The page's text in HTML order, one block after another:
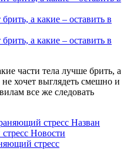
а какие – оставить в
а какие – оставить в
части тела лучше брить, а
хочет выглядеть смешно и
все же следовать
Назван
Новости
стресс